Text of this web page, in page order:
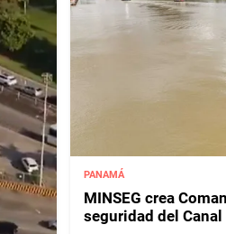
PANAMÁ
MINSEG crea
seguridad del Canal